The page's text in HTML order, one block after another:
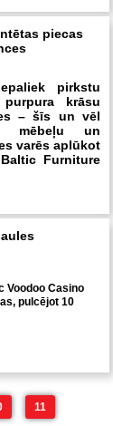
piecas
pirkstu
krāsu
– šīs un vēl
mēbeļu un
varēs aplūkot
Furniture
Voodoo Casino
pulcējot 10
11